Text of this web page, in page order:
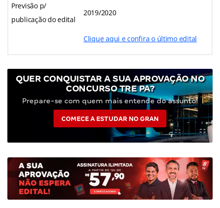
Previsão p/
publicação do edital
2019/2020
Clique aqui e confira o último edital
QUER CONQUISTAR A SUA APROVAÇÃO NO
CONCURSO TRE PA?
Prepare-se com quem mais entende do assunto!
COMECE A ESTUDAR NO GRAN